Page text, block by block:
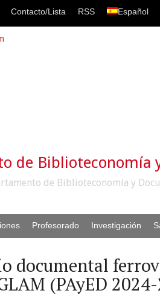
Contacto/Lista RSS Español
de Biblioteconomía
de Biblioteconomía y
Profesorado Investigación
documental
(PAyED